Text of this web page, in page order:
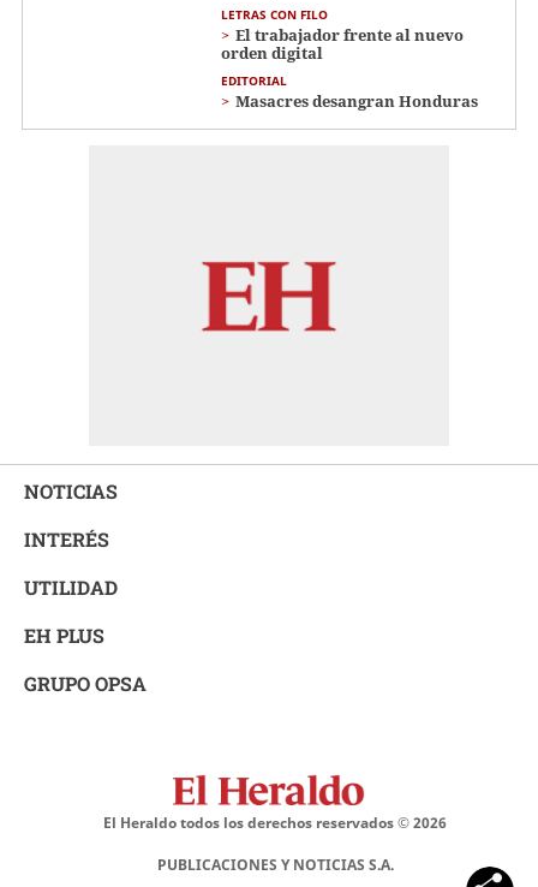
LETRAS CON FILO
El trabajador frente al nuevo
orden digital
EDITORIAL
Masacres desangran Honduras
NOTICIAS
INTERÉS
UTILIDAD
EH PLUS
GRUPO OPSA
El Heraldo todos los derechos reservados ©2026
PUBLICACIONES Y NOTICIAS S.A.